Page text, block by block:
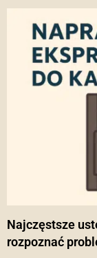
Najczęstsze
rozpoznać